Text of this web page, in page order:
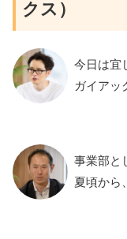
クス）
今日は宜
ガイアッ
事業部と
夏頃から